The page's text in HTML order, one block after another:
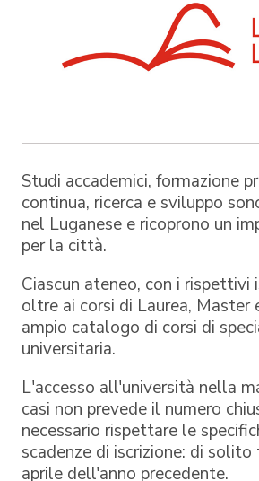
Studi accademici, formazione
continua, ricerca e sviluppo
nel Luganese e ricoprono un
per la città.
Ciascun ateneo, con i rispettivi
oltre ai corsi di Laurea, Master
ampio catalogo di corsi di
universitaria.
L'accesso all'università nella
casi non prevede il numero
necessario rispettare le
scadenze di iscrizione: di solito
aprile dell'anno precedente.